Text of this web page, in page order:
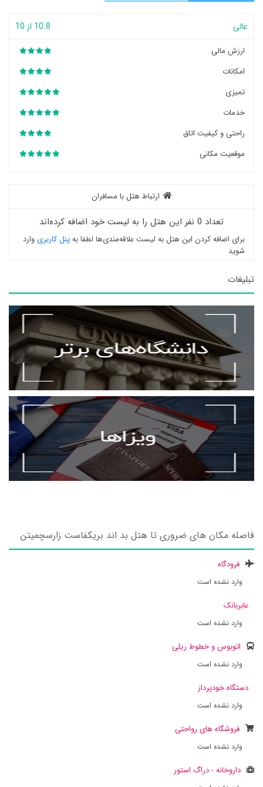
عالی 10.8 از 10
ارزش مالی
امکانات
تمیزی
خدمات
راحتی و کیفیت اتاق
موقعیت مکانی
ارتباط هتل با مسافران
تعداد 0 نفر این هتل را به لیست خود اضافه کرده‌اند
برای اضافه کردن این هتل به لیست علاقه‌مندی‌ها لطفا بهپنل کاربری وارد
شوید
تبلیغات
فاصله مکان های ضروری تا هتل بد اند بریکفاست زارسچمیتن
فرودگاه
وارد نشده است
عابربانک
وارد نشده است
اتوبوس و خطوط ریلی
وارد نشده است
دستگاه خودپرداز
وارد نشده است
فروشگاه های رواحتی
وارد نشده است
داروخانه - دراگ استور